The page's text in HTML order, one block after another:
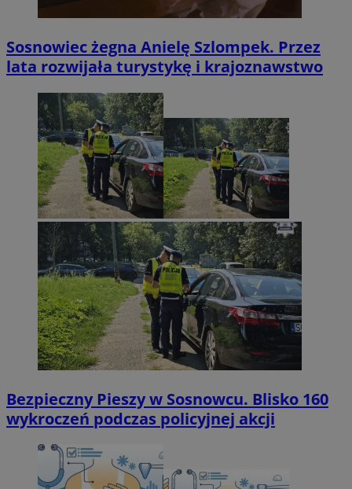
Sosnowiec żegna Anielę Szlompek. Przez
lata rozwijała turystykę i krajoznawstwo
Bezpieczny Pieszy w Sosnowcu. Blisko 160
wykroczeń podczas policyjnej akcji